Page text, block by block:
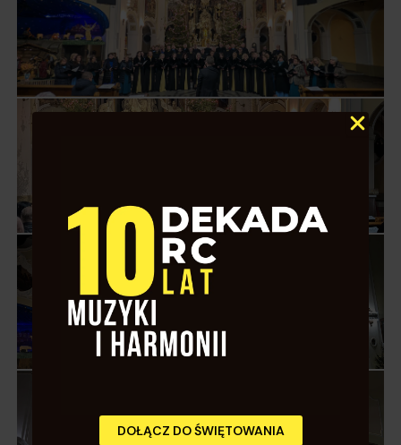
DOŁĄCZ DO ŚWIĘTOWANIA